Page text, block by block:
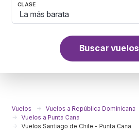
CLASE
Buscar vuelos
Vuelos
Vuelos a República Dominicana
Vuelos a Punta Cana
Vuelos Santiago de Chile - Punta Cana